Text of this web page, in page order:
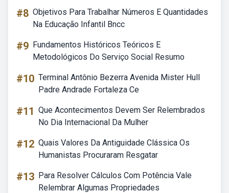
#8 Objetivos Para Trabalhar Números E Quantidades
Na Educação Infantil Bncc
#9 Fundamentos Históricos Teóricos E
Metodológicos Do Serviço Social Resumo
#10 Terminal Antônio Bezerra Avenida Mister Hull
Padre Andrade Fortaleza Ce
#11 Que Acontecimentos Devem Ser Relembrados
No Dia Internacional Da Mulher
#12 Quais Valores Da Antiguidade Clássica Os
Humanistas Procuraram Resgatar
#13 Para Resolver Cálculos Com Potência Vale
Relembrar Algumas Propriedades